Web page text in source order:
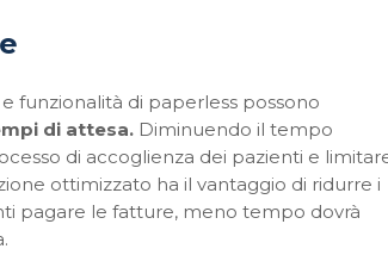
funzionalità di paperless possono
di attesa. Diminuendo il tempo
di accoglienza dei pazienti e
ottimizzato ha il vantaggio di ridurre i
pagare le fatture, meno tempo dovrà